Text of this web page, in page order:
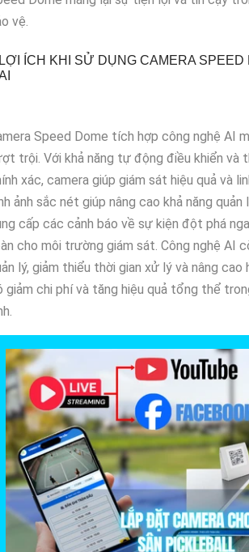
vệ.
ÍCH KHI SỬ DỤNG CAMERA SPEED
Speed Dome tích hợp công nghệ AI
trội. Với khả năng tự động điều khiển và
xác, camera giúp giám sát hiệu quả và
ảnh sắc nét giúp nâng cao khả năng quản
cấp các cảnh báo về sự kiện đột phá
cho môi trường giám sát. Công nghệ AI
lý, giảm thiểu thời gian xử lý và nâng
giảm chi phí và tăng hiệu quả tổng thể